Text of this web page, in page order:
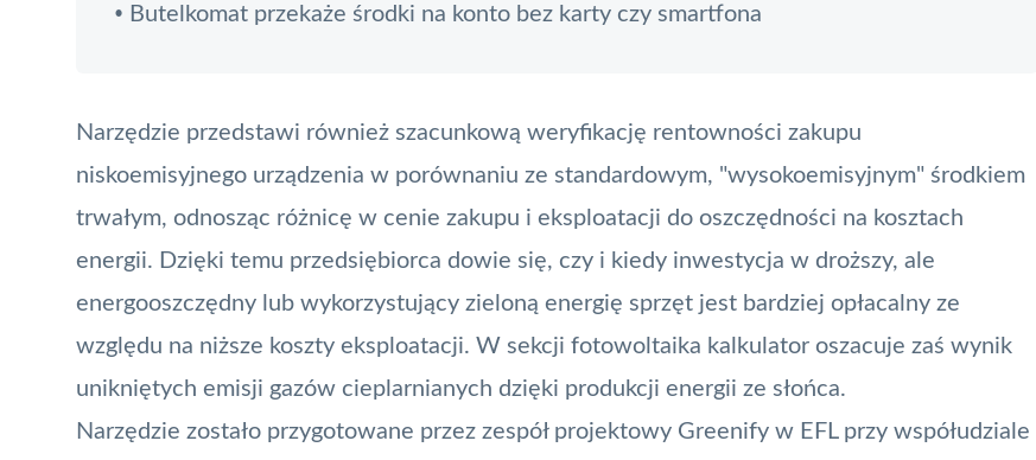
• Butelkomat przekaże środki na konto bez karty czy smartfona
Narzędzie przedstawi również szacunkową weryfikację rentowności zakupu
niskoemisyjnego urządzenia w porównaniu ze standardowym, "wysokoemisyjnym" środkiem
trwałym, odnosząc różnicę w cenie zakupu i eksploatacji do oszczędności na kosztach
energii. Dzięki temu przedsiębiorca dowie się, czy i kiedy inwestycja w droższy, ale
energooszczędny lub wykorzystujący zieloną energię sprzęt jest bardziej opłacalny ze
względu na niższe koszty eksploatacji. W sekcji fotowoltaika kalkulator oszacuje zaś wynik
unikniętych emisji gazów cieplarnianych dzięki produkcji energii ze słońca.
Narzędzie zostało przygotowane przez zespół projektowy Greenify w EFL przy współudziale